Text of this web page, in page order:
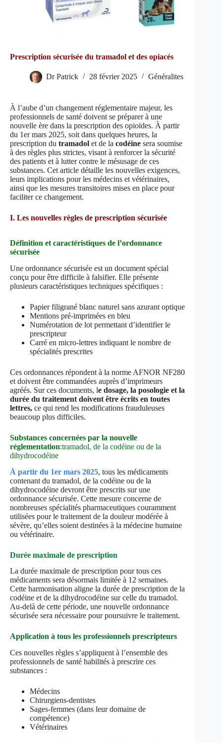
Prescription sécurisée du tramadol et des opiacés
Dr Patrick 28 février 2025 Généralites
À l’aube d’un changement réglementaire majeur, les
professionnels de santé doivent se préparer à une
nouvelle ère dans la prescription des opioïdes. À partir
du 1er mars 2025, soit dans quelques heures, la
prescription du tramadol et de la codéine sera soumise
à des règles plus strictes, visant à renforcer la sécurité
des patients et à lutter contre le mésusage de ces
substances. Cet article détaille les nouvelles exigences,
leurs implications pour les médecins et vétérinaires,
ainsi que les mesures transitoires mises en place pour
faciliter ce changement.
I. Les nouvelles règles de prescription sécurisée
Définition et caractéristiques de l’ordonnance
sécurisée
Une ordonnance sécurisée est un document spécial
conçu pour être difficile à falsifier. Elle présente
plusieurs caractéristiques techniques spécifiques :
Papier filigrané blanc naturel sans azurant optique
Mentions pré-imprimées en bleu
Numérotation de lot permettant d’identifier le
prescripteur
Carré en micro-lettres indiquant le nombre de
spécialités prescrites
Ces ordonnances répondent à la norme AFNOR NF280
et doivent être commandées auprès d’imprimeurs
agréés. Sur ces documents, le dosage, la posologie et la
durée du traitement doivent être écrits en toutes
lettres, ce qui rend les modifications frauduleuses
beaucoup plus difficiles.
Substances concernées par la nouvelle
réglementation:tramadol, de la codéine ou de la
dihydrocodéine
À partir du 1er mars 2025, tous les médicaments
contenant du tramadol, de la codéine ou de la
dihydrocodéine devront être prescrits sur une
ordonnance sécurisée. Cette mesure concerne de
nombreuses spécialités pharmaceutiques couramment
utilisées pour le traitement de la douleur modérée à
sévère, qu’elles soient destinées à la médecine humaine
ou vétérinaire.
Durée maximale de prescription
La durée maximale de prescription pour tous ces
médicaments sera désormais limitée à 12 semaines.
Cette harmonisation aligne la durée de prescription de la
codéine et de la dihydrocodéine sur celle du tramadol.
Au-delà de cette période, une nouvelle ordonnance
sécurisée sera nécessaire pour poursuivre le traitement.
Application à tous les professionnels prescripteurs
Ces nouvelles règles s’appliquent à l’ensemble des
professionnels de santé habilités à prescrire ces
substances :
Médecins
Chirurgiens-dentistes
Sages-femmes (dans leur domaine de
compétence)
Vétérinaires